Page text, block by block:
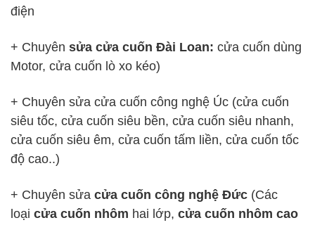
điện
+ Chuyên sửa cửa cuốn Đài Loan: cửa cuốn dùng
Motor, cửa cuốn lò xo kéo)
+ Chuyên sửa cửa cuốn công nghệ Úc (cửa cuốn
siêu tốc, cửa cuốn siêu bền, cửa cuốn siêu nhanh,
cửa cuốn siêu êm, cửa cuốn tấm liền, cửa cuốn tốc
độ cao..)
+ Chuyên sửa cửa cuốn công nghệ Đức (Các
loại cửa cuốn nhôm hai lớp, cửa cuốn nhôm cao